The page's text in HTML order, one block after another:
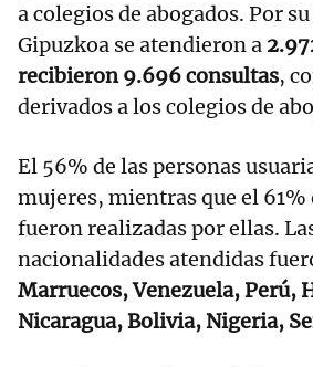
a colegios de abogados. Por
Gipuzkoa se atendieron a
recibieron 9.696 consultas,
derivados a los colegios de
El 56% de las personas
mujeres, mientras que el 61%
fueron realizadas por ellas.
nacionalidades atendidas
Marruecos, Venezuela, Perú,
Nicaragua, Bolivia, Nigeria,